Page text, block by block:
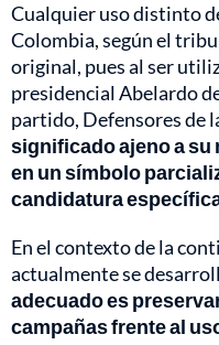
Cualquier uso distinto
Colombia, según el
original, pues al ser
presidencial Abelardo
partido, Defensores de
significado ajeno a
en un símbolo
candidatura
En el contexto de la
actualmente se
adecuado es
campañas frente al